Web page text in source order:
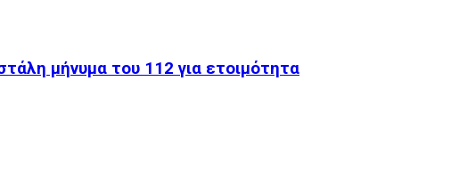
μήνυμα του 112 για ετοιμότητα